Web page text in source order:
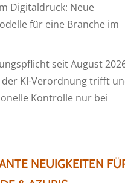
Digitaldruck: Neue
für eine Branche im
seit August
der KI-Verordnung trifft
Kontrolle nur bei
NEUIGKEITEN